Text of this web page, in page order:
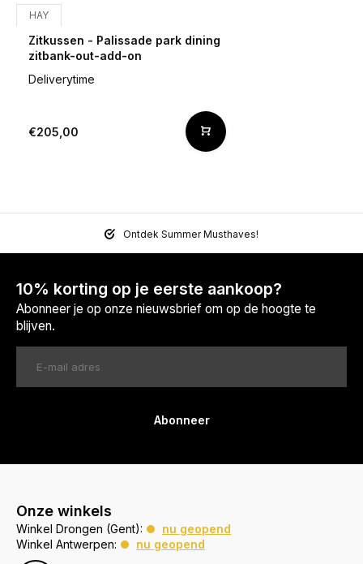
HAY
Zitkussen - Palissade park dining
zitbank-out-add-on
Deliverytime
€205,00
Ontdek Summer Musthaves!
10% korting op je eerste aankoop?
Abonneer je op onze nieuwsbrief om op de hoogte te
blijven.
Abonneer
Onze winkels
Winkel Drongen (Gent):
nu geopend
Winkel Antwerpen:
nu geopend